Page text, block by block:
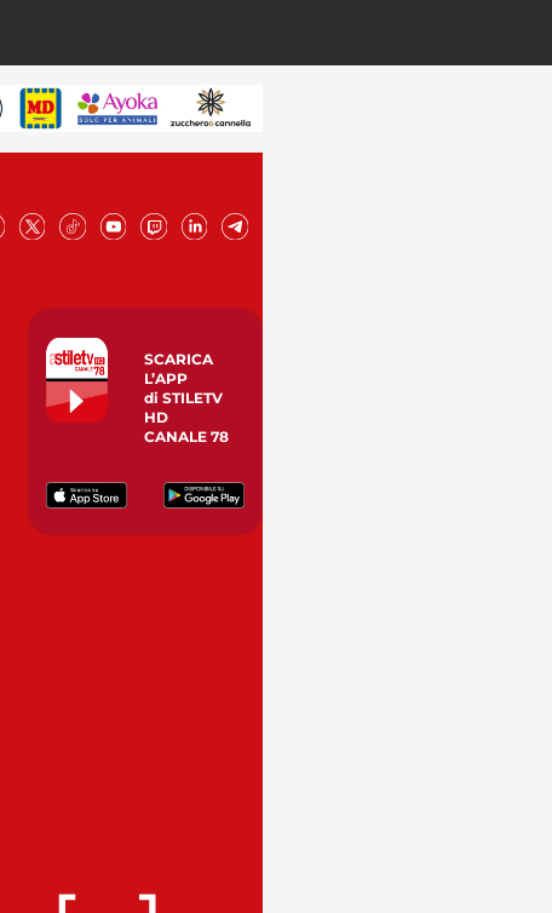
SCARICA
L’APP
di STILETV
HD
CANALE 78